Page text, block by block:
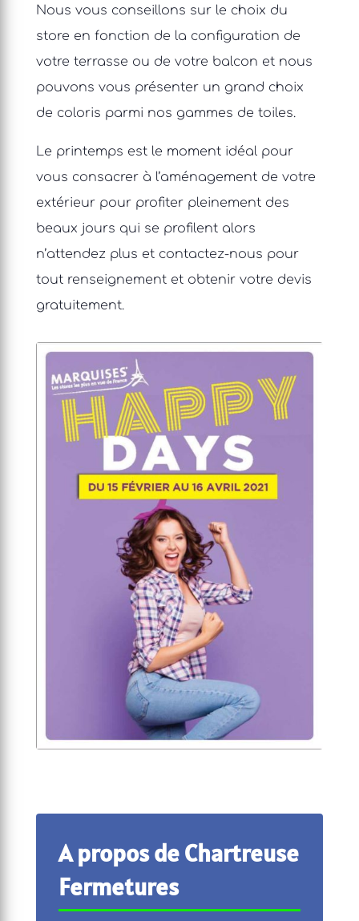
Nous vous conseillons sur le choix du
store en fonction de la configuration de
votre terrasse ou de votre balcon et nous
pouvons vous présenter un grand choix
de coloris parmi nos gammes de toiles.
Le printemps est le moment idéal pour
vous consacrer à l’aménagement de votre
extérieur pour profiter pleinement des
beaux jours qui se profilent alors
n’attendez plus et contactez-nous pour
tout renseignement et obtenir votre devis
gratuitement.
A propos de Chartreuse
Fermetures